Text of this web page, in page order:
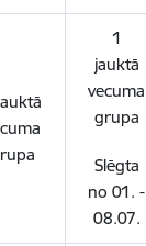
1
jauktā
vecuma
grupa
Slēgta
no 01. -
08.07.